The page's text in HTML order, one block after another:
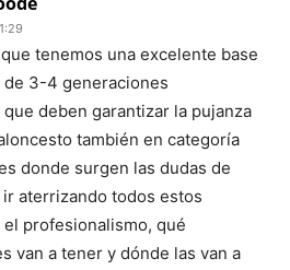
tenemos una excelente base
3-4 generaciones
deben garantizar la pujanza
también en categoría
donde surgen las dudas de
ir aterrizando todos estos
profesionalismo, qué
van a tener y dónde las van a